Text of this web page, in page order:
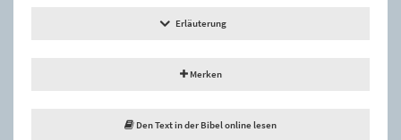
Erläuterung
Merken
Den Text in der Bibel online lesen